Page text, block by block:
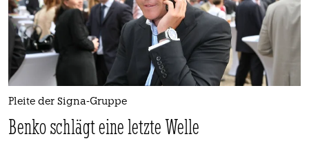
Pleite der Signa-Gruppe
Benko schlägt eine letzte Welle